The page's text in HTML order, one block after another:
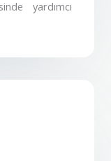
yardımcı